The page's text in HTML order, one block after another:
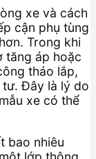
xe và cách
cận phụ tùng
Trong khi
tăng áp hoặc
tháo lắp,
Đây là lý do
xe có thể
bao nhiêu